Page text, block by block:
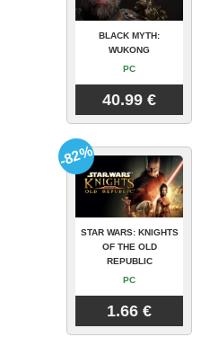
BLACK MYTH:
WUKONG
PC
40.99 €
STAR WARS: KNIGHTS
OF THE OLD
REPUBLIC
PC
1.66 €
-82%